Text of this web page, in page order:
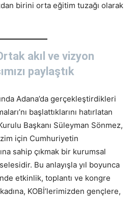
birini orta eğitim tuzağı olarak
akıl ve vizyon
paylaştık
Adana’da gerçekleştirdikleri
başlattıklarını hatırlatan
Başkanı Süleyman Sönmez,
için Cumhuriyetin
sahip çıkmak bir kurumsal
Bu anlayışla yıl boyunca
etkinlik, toplantı ve kongre
KOBİ’lerimizden gençlere,